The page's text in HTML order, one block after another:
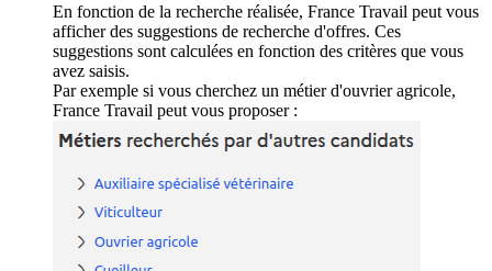
En fonction de la recherche réalisée, France Travail peut vous
afficher des suggestions de recherche d'offres. Ces
suggestions sont calculées en fonction des critères que vous
avez saisis.
Par exemple si vous cherchez un métier d'ouvrier agricole,
France Travail peut vous proposer :